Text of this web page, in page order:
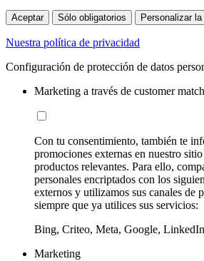
Aceptar Sólo obligatorios Personalizar
Nuestra política de privacidad
Configuración de protección de datos
Marketing a través de customer match
Con tu consentimiento, también te
promociones externas en nuestro
productos relevantes. Para ello,
personales encriptados con los
externos y utilizamos sus canales de
siempre que ya utilices sus servicios:
Bing, Criteo, Meta, Google,
Marketing